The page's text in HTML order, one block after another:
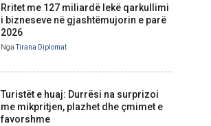
Rritet me 127 miliardë lekë qarkullimi
i bizneseve në gjashtëmujorin e parë
2026
Nga Tirana Diplomat
Turistët e huaj: Durrësi na surprizoi
me mikpritjen, plazhet dhe çmimet e
favorshme